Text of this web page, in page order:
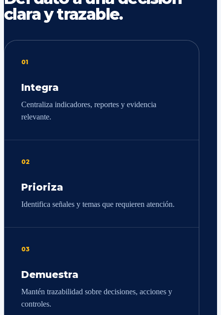
clara y trazable.
01
Integra
Centraliza indicadores, reportes y evidencia
relevante.
02
Prioriza
Identifica señales y temas que requieren atención.
03
Demuestra
Mantén trazabilidad sobre decisiones, acciones y
controles.